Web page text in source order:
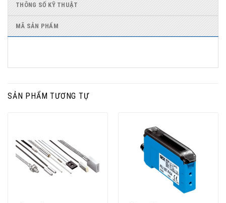
THÔNG SỐ KỸ THUẬT
MÃ SẢN PHẨM
SẢN PHẨM TƯƠNG TỰ